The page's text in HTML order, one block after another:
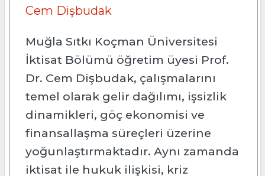
Cem Dişbudak
Muğla Sıtkı Koçman Üniversitesi
İktisat Bölümü öğretim üyesi Prof.
Dr. Cem Dişbudak, çalışmalarını
temel olarak gelir dağılımı, işsizlik
dinamikleri, göç ekonomisi ve
finansallaşma süreçleri üzerine
yoğunlaştırmaktadır. Aynı zamanda
iktisat ile hukuk ilişkisi, kriz